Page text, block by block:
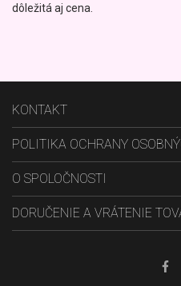
dôležitá aj cena.
KONTAKT
POLITIKA OCHRANY
O SPOLOČNOSTI
DORUČENIE A VRÁTENIE